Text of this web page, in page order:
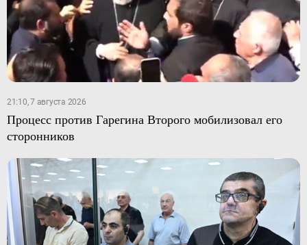
21:10, 7 августа 2026
Процесс против Гарегина Второго мобилизовал его
сторонников